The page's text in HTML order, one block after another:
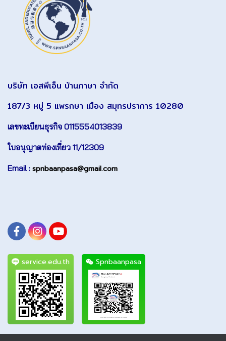
บริษัท เอสพีเอ็น บ้านภาษา จำกัด
187/3 หมู่ 5 แพรกษา เมือง สมุทรปราการ 10280
เลขทะเบียนธุรกิจ 0115554013839
ใบอนุญาตท่องเที่ยว 11/12309
Email : spnbaanpasa@gmail.com
service.edu.th Spnbaanpasa